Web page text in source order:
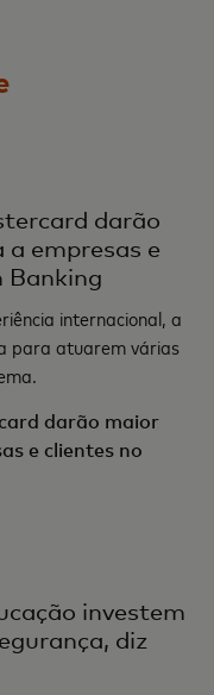
darão
a empresas e
Banking
internacional, a
para atuarem várias
darão maior
e clientes no
investem
diz